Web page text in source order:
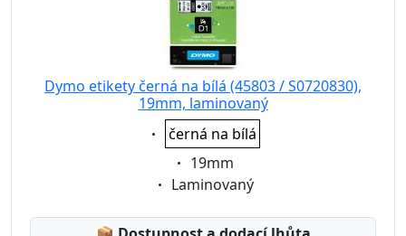
Dymo etikety černá na bílá (45803 / S0720830),
19mm, laminovaný
Eigenschaft:
černá na bílá
Eigenschaft:
19mm
Eigenschaft:
Laminovaný